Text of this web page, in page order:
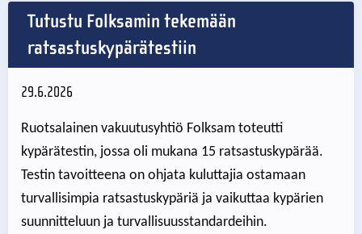
Tutustu Folksamin tekemään
ratsastuskypärätestiin
29.6.2026
Ruotsalainen vakuutusyhtiö Folksam toteutti
kypärätestin, jossa oli mukana 15 ratsastuskypärää.
Testin tavoitteena on ohjata kuluttajia ostamaan
turvallisimpia ratsastuskypäriä ja vaikuttaa kypärien
suunnitteluun ja turvallisuusstandardeihin.